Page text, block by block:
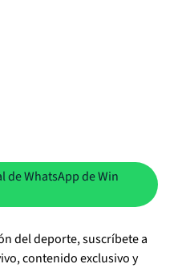
de WhatsApp de Win
del deporte, suscríbete a
contenido exclusivo y